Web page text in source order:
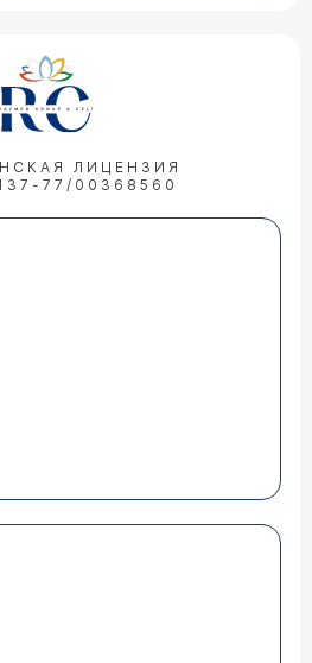
ЛИЦЕНЗИЯ
77/00368560